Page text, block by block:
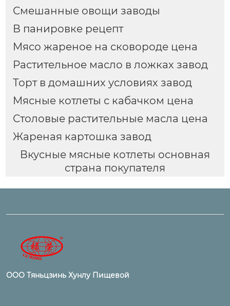
Смешанные овощи заводы
В панировке рецепт
Мясо жареное на сковороде цена
Растительное масло в ложках завод
Торт в домашних условиях завод
Мясные котлеты с кабачком цена
Столовые растительные масла цена
Жареная картошка завод
Вкусные мясные котлеты основная
страна покупателя
ООО Тяньцзинь Хунлу Пищевой